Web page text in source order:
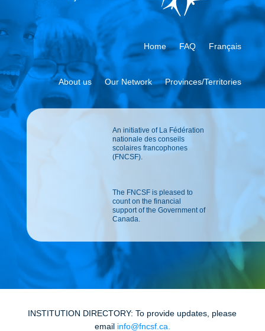
Home FAQ Français
About us Our Network Provinces/Territories
An initiative of La Fédération
nationale des conseils
scolaires francophones
(FNCSF).
The FNCSF is pleased to
count on the financial
support of the Government of
Canada.
INSTITUTION DIRECTORY: To provide updates, please
email info@fncsf.ca.